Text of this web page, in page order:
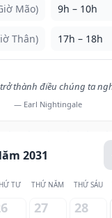
Mão) 9h – 10h
Thân) 17h – 18h
thành điều chúng ta
— Earl Nightingale
2031
TƯ THỨ NĂM THỨ SÁU
27 28